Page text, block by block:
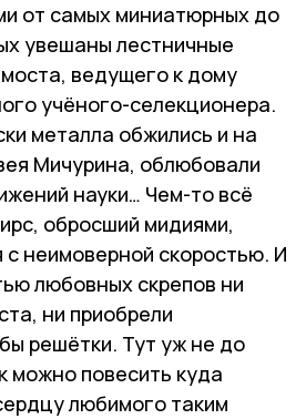
от самых миниатюрных до
увешаны лестничные
ведущего к дому
учёного-селекционера.
металла обжились и на
Мичурина, облюбовали
науки… Чем-то всё
обросший мидиями,
с неимоверной скоростью. И
любовных скрепов ни
ни приобрели
решётки. Тут уж не до
можно повесить куда
любимого таким